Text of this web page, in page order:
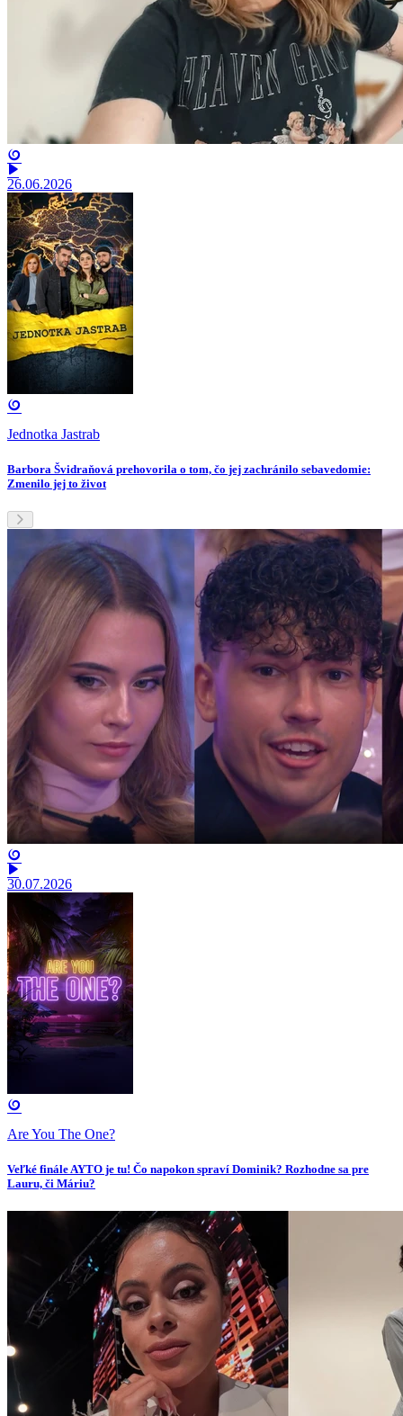
26.06.2026
Jednotka Jastrab
Barbora Švidraňová prehovorila o tom, čo jej zachránilo sebavedomie:
Zmenilo jej to život
30.07.2026
Are You The One?
Veľké finále AYTO je tu! Čo napokon spraví Dominik? Rozhodne sa pre
Lauru, či Máriu?